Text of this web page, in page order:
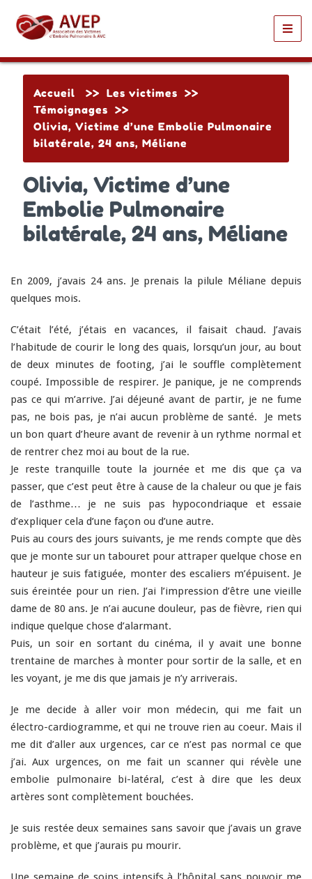
Accueil >> Les victimes >>
Témoignages >>
Olivia, Victime d’une Embolie Pulmonaire
bilatérale, 24 ans, Méliane
Olivia, Victime d’une
Embolie Pulmonaire
bilatérale, 24 ans, Méliane
En 2009, j’avais 24 ans. Je prenais la pilule Méliane depuis
quelques mois.
C’était l’été, j’étais en vacances, il faisait chaud. J’avais
l’habitude de courir le long des quais, lorsqu’un jour, au bout
de deux minutes de footing, j’ai le souffle complètement
coupé. Impossible de respirer. Je panique, je ne comprends
pas ce qui m’arrive. J’ai déjeuné avant de partir, je ne fume
pas, ne bois pas, je n’ai aucun problème de santé. Je mets
un bon quart d’heure avant de revenir à un rythme normal et
de rentrer chez moi au bout de la rue.
Je reste tranquille toute la journée et me dis que ça va
passer, que c’est peut être à cause de la chaleur ou que je fais
de l’asthme… je ne suis pas hypocondriaque et essaie
d’expliquer cela d’une façon ou d’une autre.
Puis au cours des jours suivants, je me rends compte que dès
que je monte sur un tabouret pour attraper quelque chose en
hauteur je suis fatiguée, monter des escaliers m’épuisent. Je
suis éreintée pour un rien. J’ai l’impression d’être une vieille
dame de 80 ans. Je n’ai aucune douleur, pas de fièvre, rien qui
indique quelque chose d’alarmant.
Puis, un soir en sortant du cinéma, il y avait une bonne
trentaine de marches à monter pour sortir de la salle, et en
les voyant, je me dis que jamais je n’y arriverais.
Je me decide à aller voir mon médecin, qui me fait un
électro-cardiogramme, et qui ne trouve rien au coeur. Mais il
me dit d’aller aux urgences, car ce n’est pas normal ce que
j’ai. Aux urgences, on me fait un scanner qui révèle une
embolie pulmonaire bi-latéral, c’est à dire que les deux
artères sont complètement bouchées.
Je suis restée deux semaines sans savoir que j’avais un grave
problème, et que j’aurais pu mourir.